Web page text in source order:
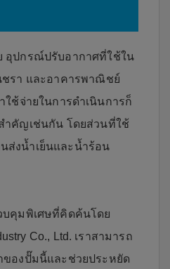
อุปกรณ์ปรับอากาศที่ใช้ใน
รา และอาคารพาณิชย์
ช้จ่ายในการดำเนินการก็
ำคัญเช่นกัน โดยส่วนที่ใช้
ส่งน้ำเย็นและน้ำร้อน
บคุมพิเศษที่คิดค้นโดย
Co., Ltd. เราสามารถ
ของปั๊มนี้และช่วยประหยัด